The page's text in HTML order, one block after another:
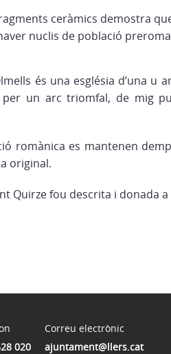
ceràmics demostra
nuclis de població
és una església d’una
per un arc triomfal, de mig
romànica es mantenen
original.
Quirze fou descrita i donada
020
Correu electrònic
ajuntament@llers.cat